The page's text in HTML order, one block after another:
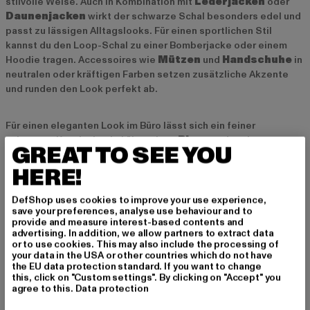
Daunenjacken wirkt der schwarze Schal besonders edel und
passt zu lässigen Alltagslooks. Für einen sportlichen Stil
kannst du den Loop-Schal zu einer Bomberjacke oder einem
Hoodie tragen. Accessoires wie Mützen und Handschuhe in
neutralen oder kräftigen Farben setzen zusätzliche Akzente
und runden den Look perfekt ab.
Für einen eleganten Look im Büro lässt sich ein feiner
schwarzer Kaschmirschal über einenBlazeroder einen
Trenchcoat tragen. Durch die schlichte Farbgebung wirkt der
Schal dezent und stilvoll zugleich und harmoniert perfekt mit
klassischen Business-Outfits. Ein schwarzer Schal ist ein
Accessoire, das jedem Outfit Tiefe verleiht und dabei schlicht
und stilvoll bleibt.
Schwarze Schals für jede Jahreszeit
Schwarze Schals sind das ganze Jahr über tragbar und lassen
sich je nach Material an die jeweilige Jahreszeit anpassen. Im
GREAT TO SEE YOU
HERE!
DefShop uses cookies to improve your use experience,
save your preferences, analyse use behaviour and to
provide and measure interest-based contents and
advertising. In addition, we allow partners to extract data
or to use cookies. This may also include the processing of
your data in the USA or other countries which do not have
the EU data protection standard. If you want to change
this, click on "Custom settings". By clicking on "Accept" you
agree to this. Data protection